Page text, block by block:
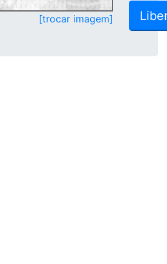
[trocar imagem]